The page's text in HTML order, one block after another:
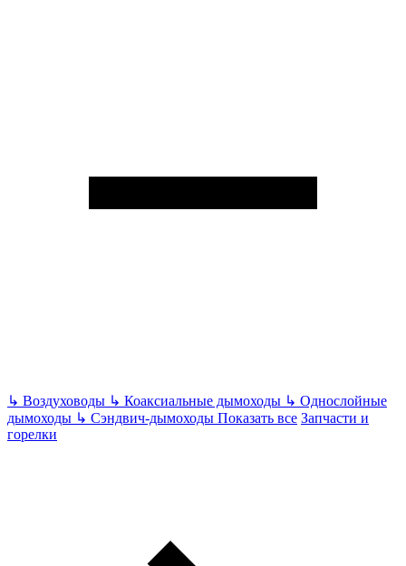
↳ Воздуховоды ↳ Коаксиальные дымоходы ↳ Однослойные
дымоходы ↳ Сэндвич-дымоходы Показать все Запчасти и
горелки